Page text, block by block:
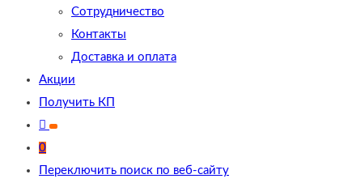
Сотрудничество
Контакты
Доставка и оплата
Акции
Получить КП
0
Переключить поиск по веб-сайту